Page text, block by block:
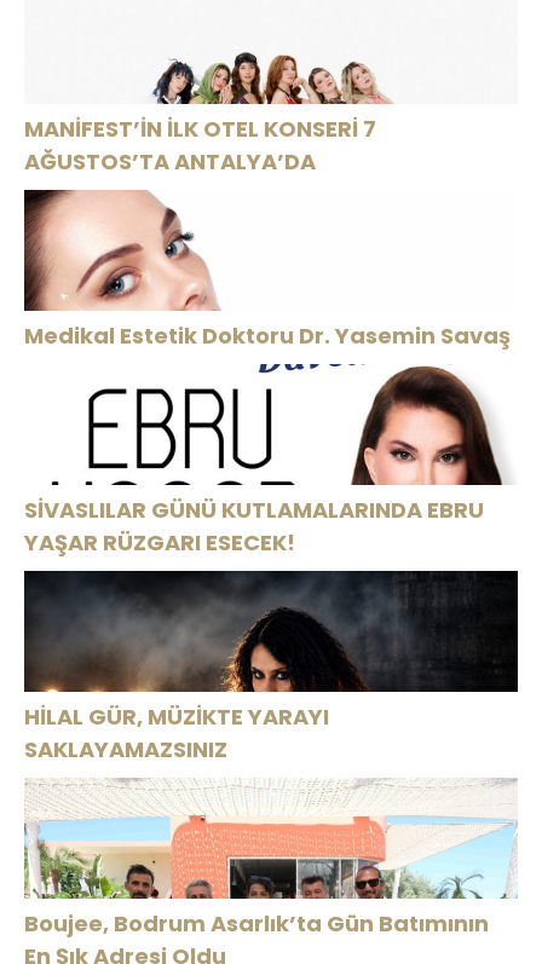
buluşuyor.
MANİFEST’İN İLK OTEL KONSERİ 7
AĞUSTOS’TA ANTALYA’DA
Medikal Estetik Doktoru Dr. Yasemin Savaş
SİVASLILAR GÜNÜ KUTLAMALARINDA EBRU
YAŞAR RÜZGARI ESECEK!
HİLAL GÜR, MÜZİKTE YARAYI
SAKLAYAMAZSINIZ
Boujee, Bodrum Asarlık’ta Gün Batımının
En Şık Adresi Oldu